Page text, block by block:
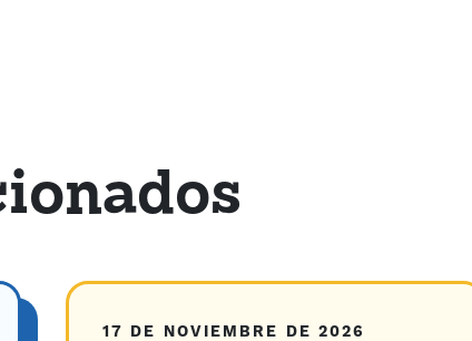
17 DE NOVIEMBRE DE 2026